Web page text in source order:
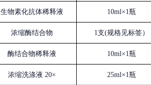
生物素化抗体稀释液 10ml×1瓶
浓缩酶结合物 1支(规格见标签）
酶结合物稀释液 10ml×1瓶
浓缩洗涤液 20× 25ml×1瓶